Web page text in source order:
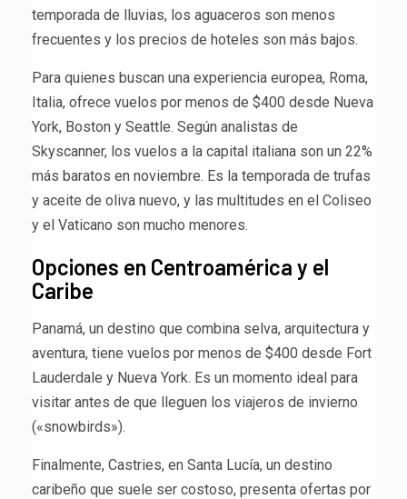
temporada de lluvias, los aguaceros son menos
frecuentes y los precios de hoteles son más bajos.
Para quienes buscan una experiencia europea, Roma,
Italia, ofrece vuelos por menos de $400 desde Nueva
York, Boston y Seattle. Según analistas de
Skyscanner, los vuelos a la capital italiana son un 22%
más baratos en noviembre. Es la temporada de trufas
y aceite de oliva nuevo, y las multitudes en el Coliseo
y el Vaticano son mucho menores.
Opciones en Centroamérica y el
Caribe
Panamá, un destino que combina selva, arquitectura y
aventura, tiene vuelos por menos de $400 desde Fort
Lauderdale y Nueva York. Es un momento ideal para
visitar antes de que lleguen los viajeros de invierno
(«snowbirds»).
Finalmente, Castries, en Santa Lucía, un destino
caribeño que suele ser costoso, presenta ofertas por